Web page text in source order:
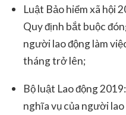
Luật Bảo hiểm xã hội
Quy định bắt buộc
người lao động làm
tháng trở lên;
Bộ luật Lao động
nghĩa vụ của người lao